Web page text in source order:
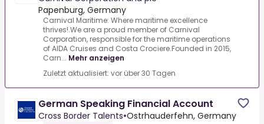
Papenburg, Germany
Carnival Maritime: Where maritime excellence
thrives!.We are a proud member of Carnival
Corporation, responsible for the maritime operations
of AIDA Cruises and Costa Crociere.Founded in 2015,
Carn... Mehr anzeigen
Zuletzt aktualisiert: vor über 30 Tagen
German Speaking Financial Account
Cross Border Talents•Ostrhauderfehn, Germany